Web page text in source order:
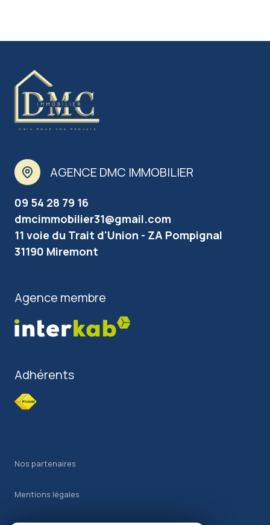
AGENCE DMC IMMOBILIER
09 54 28 79 16
dmcimmobilier31@gmail.com
11 voie du Trait d'Union - ZA Pompignal
31190 Miremont
Agence membre
Adhérents
Nos partenaires
Mentions légales